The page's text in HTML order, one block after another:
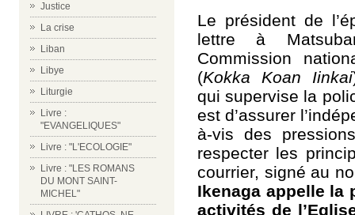
Justice
La crise
Liban
Libye
Liturgie
Livre :
"EVANGELIQUES"
Livre : "L'ECOLOGIE"
Livre : "LES ROMANS
DU MONT SAINT-
MICHEL"
Le président de
lettre à
Commission
(Kokka Koan Iinkai
qui supervise la
est d’assurer
à-vis des
respecter les
courrier, signé au
Ikenaga appelle la
activités de